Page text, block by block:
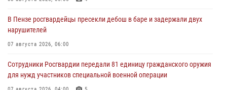
В Пензе росгвардейцы пресекли дебош в баре и задержали двух
нарушителей
07 августа 2026, 06:00
Сотрудники Росгвардии передали 81 единицу гражданского оружия
для нужд участников специальной военной операции